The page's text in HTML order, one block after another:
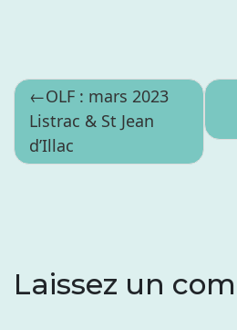
Navigation
de
l’article
OLF : mars 2023
Listrac & St Jean
d’Illac
Laissez un